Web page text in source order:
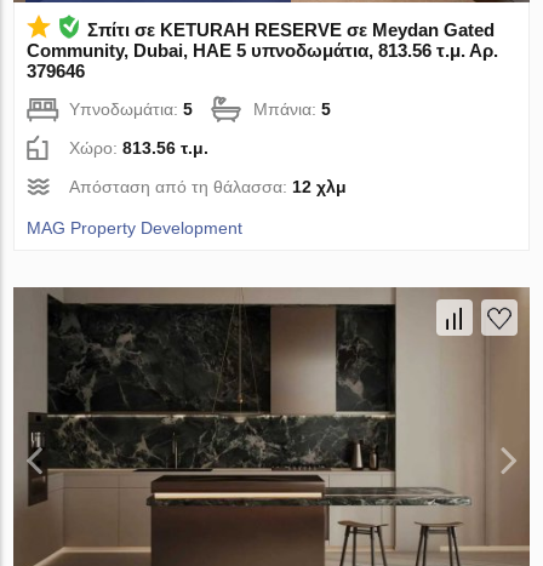
Σπίτι σε KETURAH RESERVE σε Meydan Gated
Community, Dubai, ΗΑΕ 5 υπνοδωμάτια, 813.56 τ.μ. Αρ.
379646
Υπνοδωμάτια:5 Μπάνια:5
Χώρο:813.56 τ.μ.
Απόσταση από τη θάλασσα: 12 χλμ
MAG Property Development